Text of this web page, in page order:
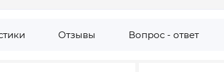
Отзывы Вопрос - ответ